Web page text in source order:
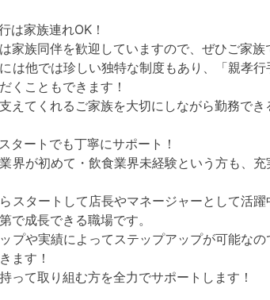
は家族連れOK！
家族同伴を歓迎していますので、ぜひご家族
は他では珍しい独特な制度もあり、「親孝
くこともできます！
えてくれるご家族を大切にしながら勤務でき
タートでも丁寧にサポート！
界が初めて・飲食業界未経験という方も、
スタートして店長やマネージャーとして活
で成長できる職場です。
プや実績によってステップアップが可能な
ます！
って取り組む方を全力でサポートします！